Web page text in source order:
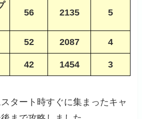
56 2135 5
52 2087 4
42 1454 3
タート時すぐに集まったキャ